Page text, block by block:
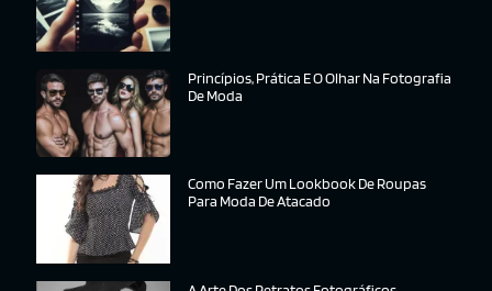
Princípios, Prática E O Olhar Na Fotografia
De Moda
Como Fazer Um Lookbook De Roupas
Para Moda De Atacado